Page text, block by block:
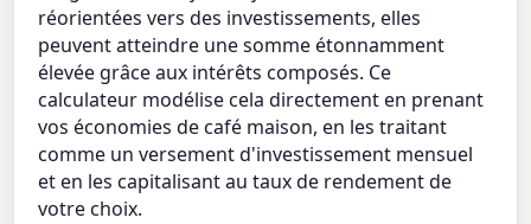
réorientées vers des investissements, elles
peuvent atteindre une somme étonnamment
élevée grâce aux intérêts composés. Ce
calculateur modélise cela directement en prenant
vos économies de café maison, en les traitant
comme un versement d'investissement mensuel
et en les capitalisant au taux de rendement de
votre choix.